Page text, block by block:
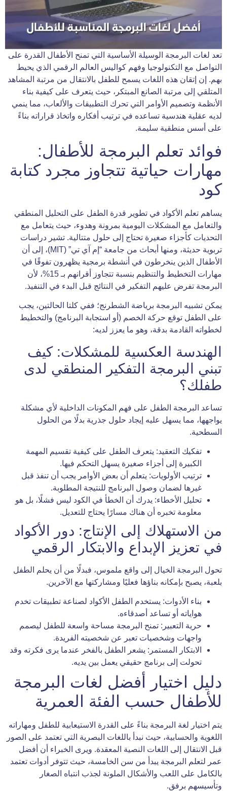
تعد لغات البرمجة الوسيلة الأساسية التي تمنح الأطفال القدرة على
التواصل مع التكنولوجيا وفهم كواليس العالم الرقمي الذي يحيط
بهم. إن إتقان هذه اللغات يسمح للطفل بالانتقال من مرتبة المشاهد
المتلقي إلى مرتبة الصانع المبتكر، حيث يتعرف على كيفية بناء
الأنظمة وتصميم الأوامر التي تحرك التطبيقات والألعاب، مما ينمي
لديه عقلية هندسية تساعده في ترتيب أفكاره واتخاذ قراراته بناءً
على أسس منطقية سليمة.
فوائد تعلم البرمجة للأطفال:
مهارات حياتية تتجاوز مجرد كتابة
كود
يساهم تعلم الأكواد في تطوير قدرة الطفل على التحليل المنطقي
والتعامل مع المشكلات اليومية بمرونة وهدوء، حيث يتعامل مع
التحديات كأجزاء صغيرة تحتاج إلى حلول متتالية. تشير دراسات
تربوية حديثة، ومنها أبحاث من جامعة “إم آي تي” (MIT)، إلى أن
الأطفال الذين ينخرطون في أنشطة برمجية يظهرون تفوقًا في
مهارات التخطيط والتنظيم بنسبة تتجاوز أقرانهم بـ 15%، لأن
البرمجة تفرض عليهم التفكير في النتائج قبل البدء في التنفيذ.
يمكن تشبيه البرمجة برياضة الشطرنج؛ ففي كلتا الحالتين، يجب
على الطفل توقع حركة الخصم (أو استجابة البرنامج) والتخطيط
لخطواته القادمة بدقة، وهو ما يعزز لديه:
الهندسة العكسية للمشكلات: كيف
تبني البرمجة التفكير المنطقي لدى
طفلك؟
تساعد البرمجة الطفل على فهم المكونات الداخلية لأي مشكلة
يواجهها، مما يسهل عليه إيجاد حلول جذرية بدلًا من الحلول
السطحية.
تفكيك التعقيد: يتعرف الطفل على كيفية تقسيم المهمة
الكبيرة إلى أجزاء صغيرة يسهل التحكم فيها.
ترتيب الأولويات: يتعلم أن بعض الأوامر يجب أن تنفذ قبل
غيرها لضمان وصول البرنامج للنتيجة المطلوبة.
تحليل الأخطاء: يدرك أن الخطأ في الكود ليس فشلًا، بل هو
معلومة تخبره أن هناك مسارًا يحتاج للتعديل.
من الاستهلاك إلى الإنتاج: دور الأكواد
في تعزيز الإبداع والابتكار الرقمي
تحول البرمجة الخيال إلى واقع ملموس، فبدلًا من أن يحلم الطفل
بلعبة، يصبح بإمكانه بناؤها فعليًا ومشاركتها مع الآخرين.
بناء الأدوات: يستخدم الطفل الأكواد لصناعة تطبيقات تخدم
هواياته أو تساعد أصدقاءه.
حرية التعبير: تمنح البرمجة مساحة واسعة للطفل ليصمم
واجهات وشخصيات تعبر عن شخصيته الفريدة.
الابتكار المستمر: يشعر الطفل بالفخر عندما يرى فكرته وقد
تحولت إلى برنامج حقيقي يعمل بين يديه.
دليل اختيار أفضل لغات البرمجة
للأطفال حسب الفئة العمرية
يتم اختيار لغة البرمجة بناءً على القدرة الاستيعابية للطفل ومهاراته
اللغوية والحسابية، حيث نبدأ باللغات البصرية التي تعتمد على الصور
قبل الانتقال إلى اللغات النصية المعقدة. ويرى الخبراء أن أفضل
عمر لتعلم البرمجة يبدأ من سن الخامسة، حيث تتوفر أدوات تعتمد
بالكامل على اللعب والأشكال الملونة لجذب انتباه الصغار
وتأسيسهم برفق.